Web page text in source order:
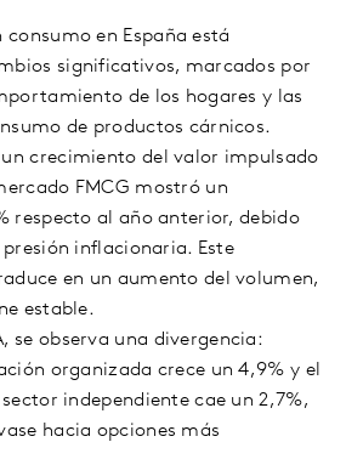
en España está
significativos, marcados por
de los hogares y las
de productos cárnicos.
crecimiento del valor impulsado
FMCG mostró un
respecto al año anterior, debido
inflacionaria. Este
en un aumento del volumen,
estable.
se observa una divergencia:
organizada crece un 4,9% y el
independiente cae un 2,7%,
hacia opciones más